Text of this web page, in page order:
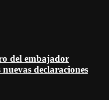
del embajador
declaraciones